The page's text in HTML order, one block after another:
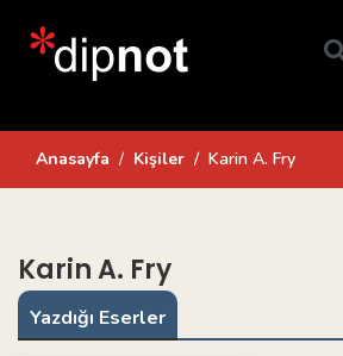
Anasayfa Kişiler Karin A. Fry
Karin A. Fry
Yazdığı Eserler